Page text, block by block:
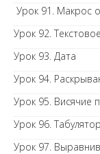
Урок 91. Макрос
Урок 92.
Урок 93. Дата
Урок 94.
Урок 95. Висячие
Урок 96.
Урок 97.